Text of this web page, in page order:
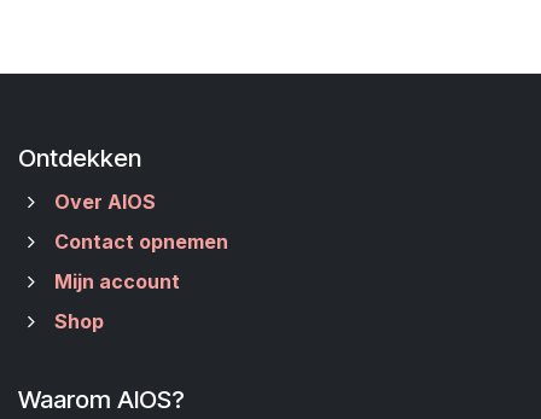
Ontdekken
Over AIOS
Contact opnemen
Mijn account
Shop
Waarom AIOS?